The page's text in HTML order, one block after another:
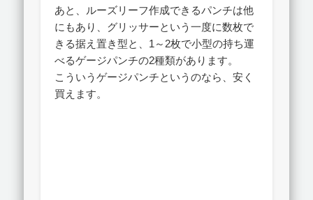
あと、ルーズリーフ作成できるパンチは他
にもあり、グリッサーという一度に数枚で
きる据え置き型と、1～2枚で小型の持ち運
べるゲージパンチの2種類があります。
こういうゲージパンチというのなら、安く
買えます。